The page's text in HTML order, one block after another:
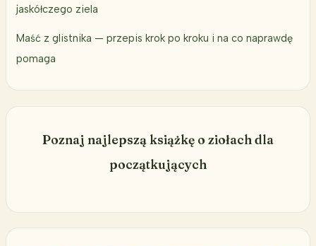
jaskółczego ziela
Maść z glistnika — przepis krok po kroku i na co naprawdę
pomaga
Poznaj najlepszą książkę o ziołach dla
początkujących